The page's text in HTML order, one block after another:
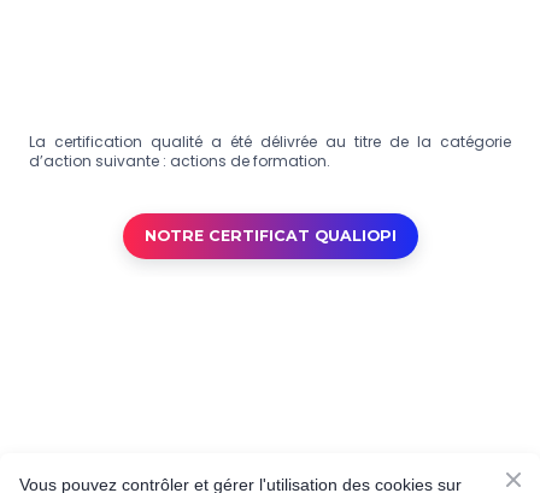
La certification qualité a été délivrée au titre de la catégorie
d’action suivante : actions de formation.
NOTRE CERTIFICAT QUALIOPI
Vous pouvez contrôler et gérer l'utilisation des cookies sur